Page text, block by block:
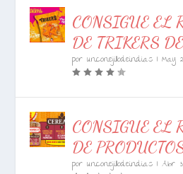
CONSIGUE EL
DE TRIKERS
porunconejillodeindias |May
CONSIGUE EL
DE
porunconejillodeindias |Abr